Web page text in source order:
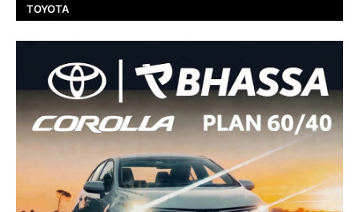
TOYOTA